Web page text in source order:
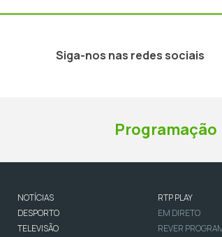
Siga-nos nas redes sociais
Programação
NOTÍCIAS
DESPORTO
TELEVISÃO
RTP PLAY
EM DIRETO
REVER